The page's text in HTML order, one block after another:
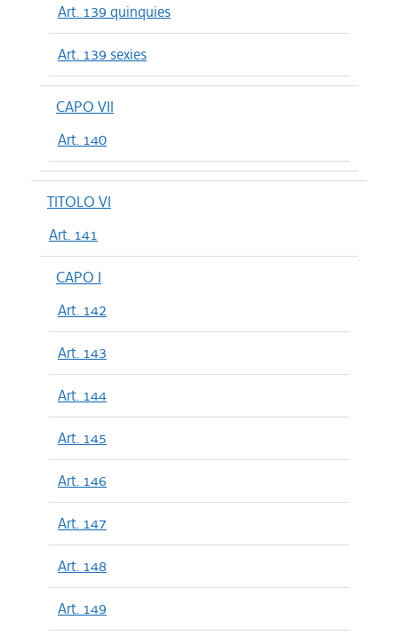
Art. 139 quinquies
Art. 139 sexies
CAPO VII
Art. 140
TITOLO VI
Art. 141
CAPO I
Art. 142
Art. 143
Art. 144
Art. 145
Art. 146
Art. 147
Art. 148
Art. 149